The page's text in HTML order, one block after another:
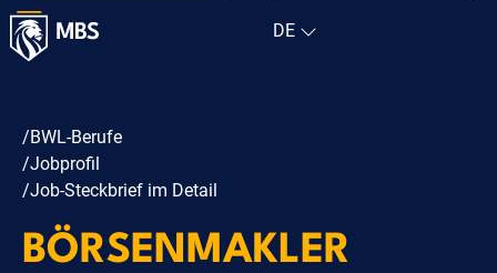
/BWL-Berufe
/Jobprofil
/Job-Steckbrief im Detail
BÖRSENMAKLER